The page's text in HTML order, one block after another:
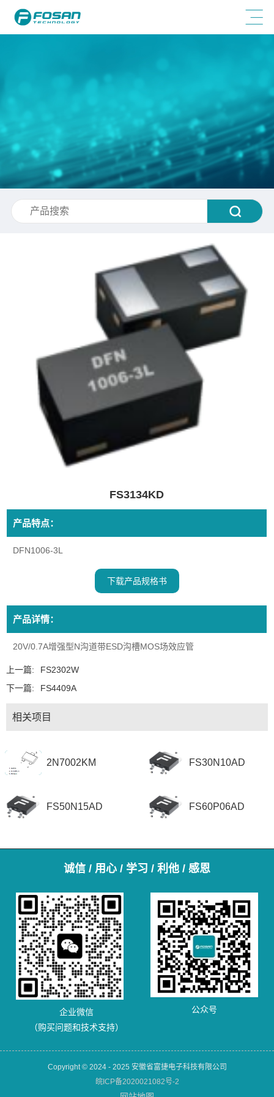
FS3134KD
产品特点：
DFN1006-3L
下载产品规格书
产品详情：
20V/0.7A增强型N沟道带ESD沟槽MOS场效应管
上一篇:
FS2302W
下一篇:
FS4409A
相关项目
2N7002KM FS30N10AD
FS50N15AD FS60P06AD
诚信 / 用心 / 学习 / 利他 / 感恩
企业微信
（购买问题和技术支持）
公众号
Copyright © 2024 - 2025 安徽省富捷电子科技有限公司
皖ICP备2020021082号-2